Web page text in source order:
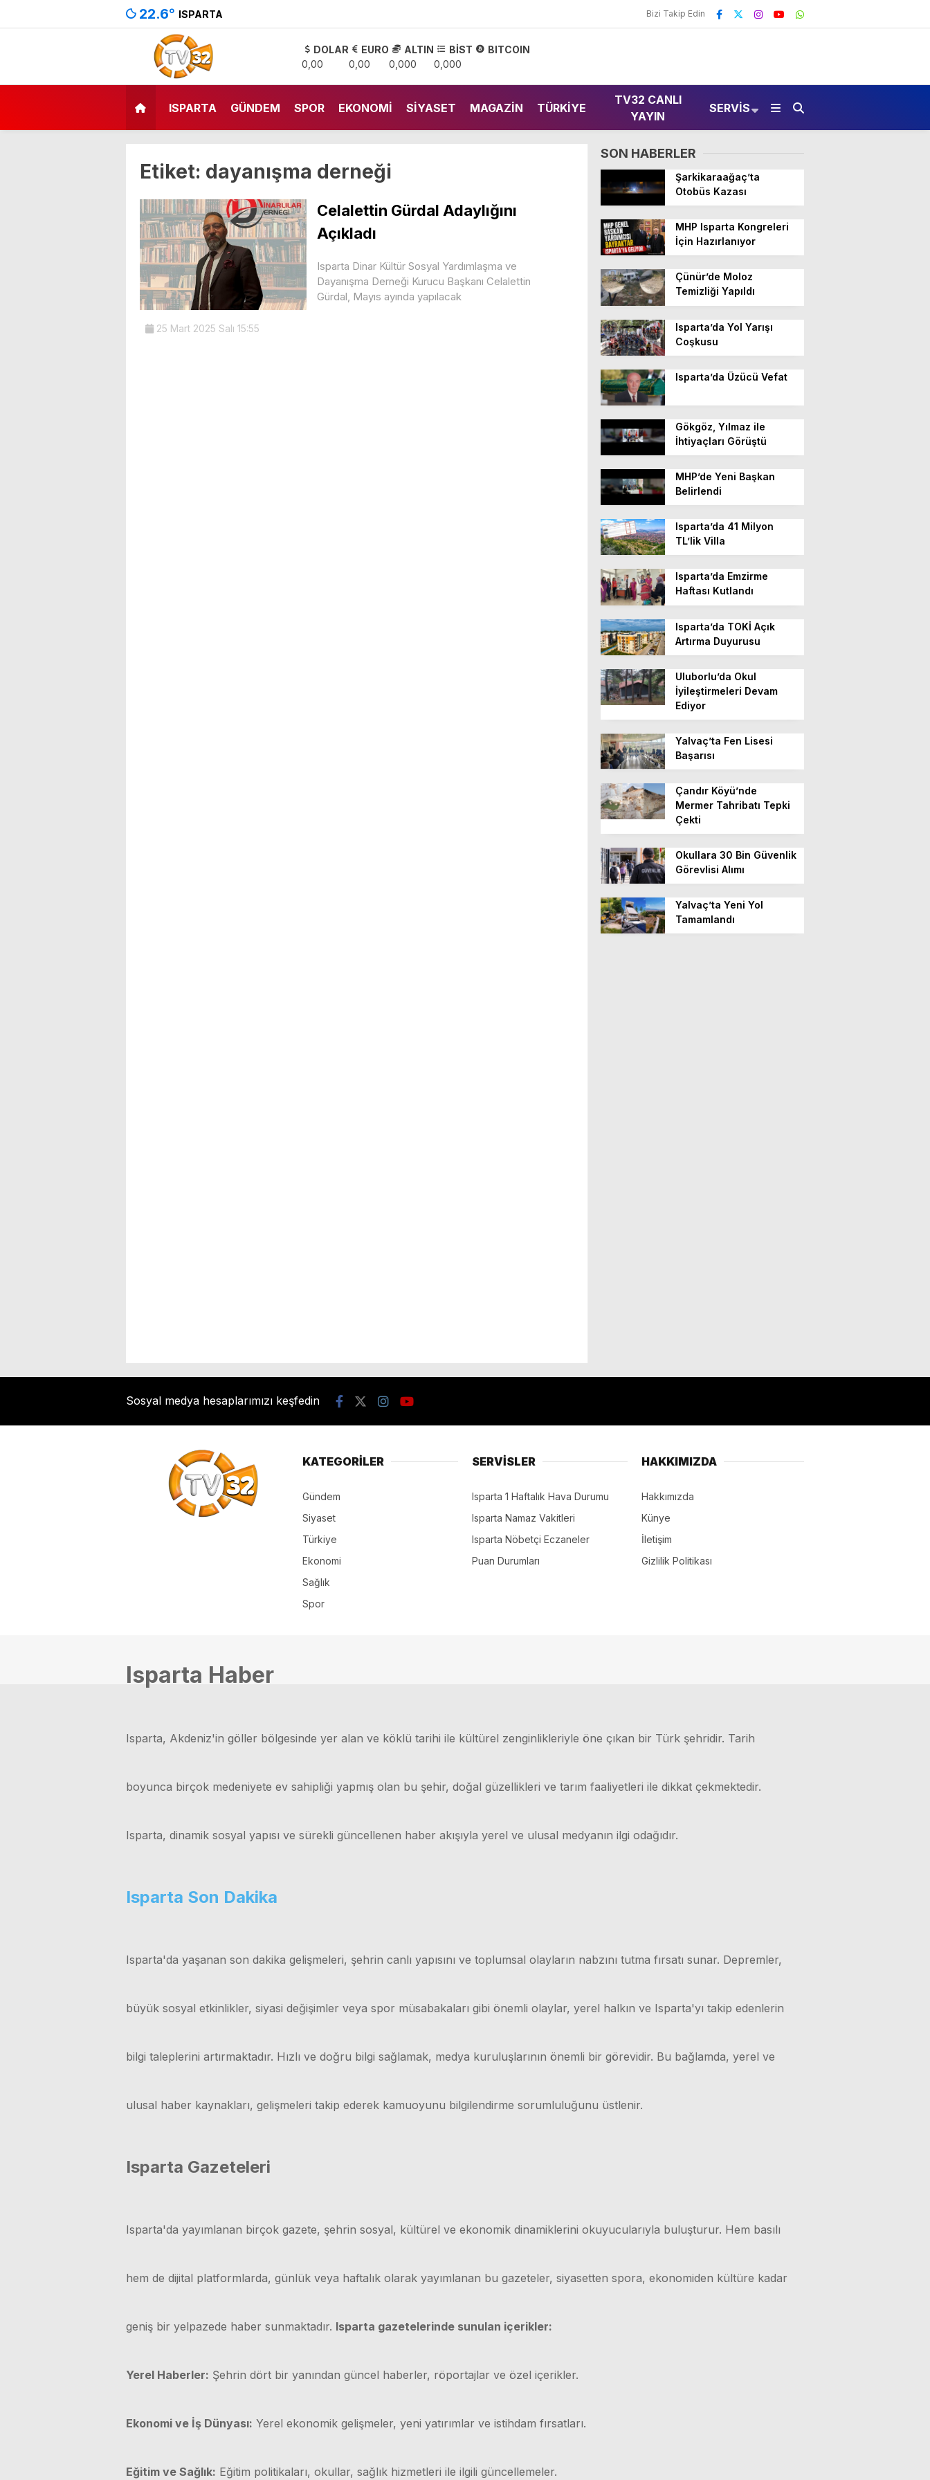
22.6° ISPARTA Bizi Takip Edin
DOLAR
0,00
EURO
0,00
ALTIN
0,000
BİST
0,000
BITCOIN
ISPARTA GÜNDEM SPOR EKONOMI SIYASET MAGAZIN TÜRKIYE
TV32 CANLI
YAYIN
SERVIS
Etiket: dayanışma derneği
Celalettin Gürdal Adaylığını
Açıkladı
Isparta Dinar Kültür Sosyal Yardımlaşma ve
Dayanışma Derneği Kurucu Başkanı Celalettin
Gürdal, Mayıs ayında yapılacak
25 Mart 2025 Salı 15:55
SON HABERLER
Şarkikaraağaç’ta
Otobüs Kazası
MHP Isparta Kongreleri
İçin Hazırlanıyor
Çünür’de Moloz
Temizliği Yapıldı
Isparta’da Yol Yarışı
Coşkusu
Isparta’da Üzücü Vefat
Gökgöz, Yılmaz ile
İhtiyaçları Görüştü
MHP’de Yeni Başkan
Belirlendi
Isparta’da 41 Milyon
TL’lik Villa
Isparta’da Emzirme
Haftası Kutlandı
Isparta’da TOKİ Açık
Artırma Duyurusu
Uluborlu’da Okul
İyileştirmeleri Devam
Ediyor
Yalvaç’ta Fen Lisesi
Başarısı
Çandır Köyü’nde
Mermer Tahribatı Tepki
Çekti
Okullara 30 Bin Güvenlik
Görevlisi Alımı
Yalvaç’ta Yeni Yol
Tamamlandı
Sosyal medya hesaplarımızı keşfedin
KATEGORİLER
Gündem
Siyaset
Türkiye
Ekonomi
Sağlık
Spor
SERVİSLER
Isparta 1 Haftalık Hava Durumu
Isparta Namaz Vakitleri
Isparta Nöbetçi Eczaneler
Puan Durumları
HAKKIMIZDA
Hakkımızda
Künye
İletişim
Gizlilik Politikası
Isparta Haber
Isparta, Akdeniz'in göller bölgesinde yer alan ve köklü tarihi ile kültürel zenginlikleriyle öne çıkan bir Türk şehridir. Tarih
boyunca birçok medeniyete ev sahipliği yapmış olan bu şehir, doğal güzellikleri ve tarım faaliyetleri ile dikkat çekmektedir.
Isparta, dinamik sosyal yapısı ve sürekli güncellenen haber akışıyla yerel ve ulusal medyanın ilgi odağıdır.
Isparta Son Dakika
Isparta'da yaşanan son dakika gelişmeleri, şehrin canlı yapısını ve toplumsal olayların nabzını tutma fırsatı sunar. Depremler,
büyük sosyal etkinlikler, siyasi değişimler veya spor müsabakaları gibi önemli olaylar, yerel halkın ve Isparta'yı takip edenlerin
bilgi taleplerini artırmaktadır. Hızlı ve doğru bilgi sağlamak, medya kuruluşlarının önemli bir görevidir. Bu bağlamda, yerel ve
ulusal haber kaynakları, gelişmeleri takip ederek kamuoyunu bilgilendirme sorumluluğunu üstlenir.
Isparta Gazeteleri
Isparta'da yayımlanan birçok gazete, şehrin sosyal, kültürel ve ekonomik dinamiklerini okuyucularıyla buluşturur. Hem basılı
hem de dijital platformlarda, günlük veya haftalık olarak yayımlanan bu gazeteler, siyasetten spora, ekonomiden kültüre kadar
geniş bir yelpazede haber sunmaktadır. Isparta gazetelerinde sunulan içerikler:
Yerel Haberler: Şehrin dört bir yanından güncel haberler, röportajlar ve özel içerikler.
Ekonomi ve İş Dünyası: Yerel ekonomik gelişmeler, yeni yatırımlar ve istihdam fırsatları.
Eğitim ve Sağlık: Eğitim politikaları, okullar, sağlık hizmetleri ile ilgili güncellemeler.